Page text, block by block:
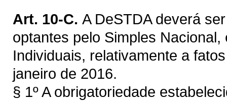
Art. 10-C. A DeSTDA deverá
optantes pelo Simples
Individuais, relativamente a
janeiro de 2016.
§ 1º A obrigatoriedade